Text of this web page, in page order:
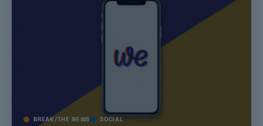
BREAK/THE NEWS SOCIAL